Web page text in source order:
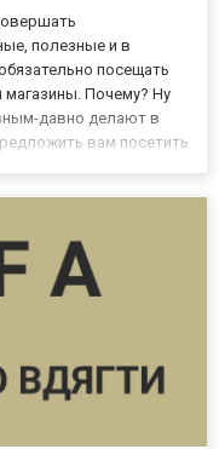
полезные и в
посещать
Почему? Ну
давно делают в
вам посетить